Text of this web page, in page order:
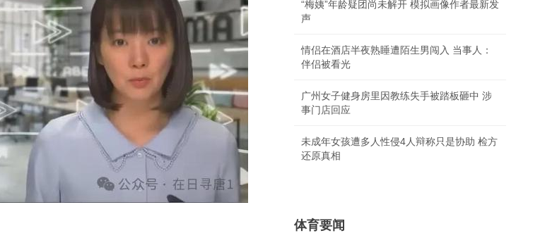
“梅姨”年龄疑团尚未解开 模拟画像作者最新发
声
情侣在酒店半夜熟睡遭陌生男闯入 当事人：
伴侣被看光
广州女子健身房里因教练失手被踏板砸中 涉
事门店回应
未成年女孩遭多人性侵4人辩称只是协助 检方
还原真相
体育要闻